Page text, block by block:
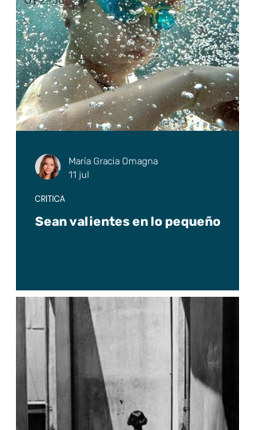
Sean valientes en lo pequeño
CRÍTICA
María Gracia Omagna
11 jul